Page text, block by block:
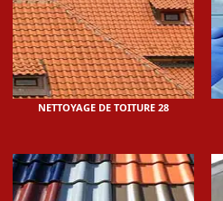
NETTOYAGE DE TOITURE 28